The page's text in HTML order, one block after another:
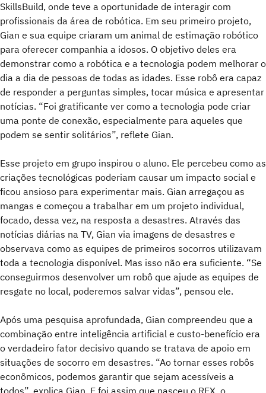
SkillsBuild, onde teve a oportunidade de interagir com
profissionais da área de robótica. Em seu primeiro projeto,
Gian e sua equipe criaram um animal de estimação robótico
para oferecer companhia a idosos. O objetivo deles era
demonstrar como a robótica e a tecnologia podem melhorar o
dia a dia de pessoas de todas as idades. Esse robô era capaz
de responder a perguntas simples, tocar música e apresentar
notícias. “Foi gratificante ver como a tecnologia pode criar
uma ponte de conexão, especialmente para aqueles que
podem se sentir solitários”, reflete Gian.
Esse projeto em grupo inspirou o aluno. Ele percebeu como as
criações tecnológicas poderiam causar um impacto social e
ficou ansioso para experimentar mais. Gian arregaçou as
mangas e começou a trabalhar em um projeto individual,
focado, dessa vez, na resposta a desastres. Através das
notícias diárias na TV, Gian via imagens de desastres e
observava como as equipes de primeiros socorros utilizavam
toda a tecnologia disponível. Mas isso não era suficiente. “Se
conseguirmos desenvolver um robô que ajude as equipes de
resgate no local, poderemos salvar vidas”, pensou ele.
Após uma pesquisa aprofundada, Gian compreendeu que a
combinação entre inteligência artificial e custo-benefício era
o verdadeiro fator decisivo quando se tratava de apoio em
situações de socorro em desastres. “Ao tornar esses robôs
econômicos, podemos garantir que sejam acessíveis a
todos”, explica Gian. E foi assim que nasceu o REX, o